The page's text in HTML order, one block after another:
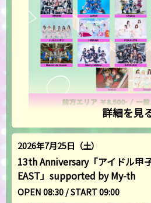
詳細を見
2026年7月25日（土）
13th Anniversary「アイドル甲
EAST」supported by My-th
OPEN 08:30 / START 09:00